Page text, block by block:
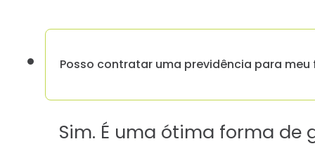
Posso contratar uma previdência para meu
Sim. É uma ótima forma